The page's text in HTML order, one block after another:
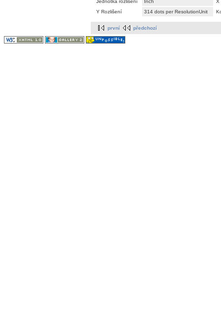
Jednotka rozlišení
Inch
X
Y Rozlišení
314 dots per ResolutionUnit
první předchozí